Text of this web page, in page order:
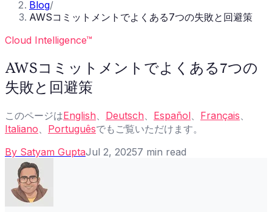
Blog/
AWSコミットメントでよくある7つの失敗と回避策
Cloud Intelligence™
AWSコミットメントでよくある7つの
失敗と回避策
このページはEnglish Deutsch Español Français
Italiano
Portuguêsでもご覧いただけます。
By Satyam GuptaJul 2, 20257 min read